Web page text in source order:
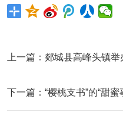
上一篇： 郯城县高峰头镇举
下一篇： “樱桃支书”的“甜蜜